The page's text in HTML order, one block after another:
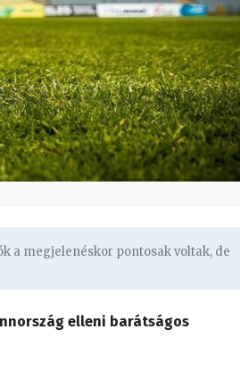
a megjelenéskor pontosak voltak, de
elleni barátságos